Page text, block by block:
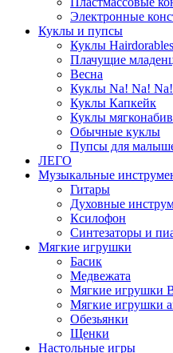
Электронные
Куклы и пупсы
Куклы
Плачущие
Весна
Куклы Na! Na! Na!
Куклы Капкейк
Куклы
Обычные куклы
Пупсы для
ЛЕГО
Музыкальные
Гитары
Духовные
Ксилофон
Синтезаторы и
Мягкие игрушки
Басик
Медвежата
Мягкие игрушки
Мягкие игрушки
Обезьянки
Щенки
Настольные игры